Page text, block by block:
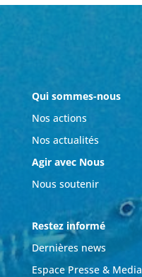
Qui sommes-nous
Nos actions
Nos actualités
Agir avec Nous
Nous soutenir
Restez informé
Dernières news
Espace Presse & Media